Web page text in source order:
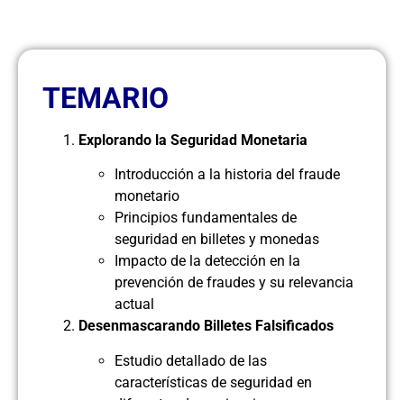
TEMARIO
Explorando la Seguridad Monetaria
Introducción a la historia del fraude
monetario
Principios fundamentales de
seguridad en billetes y monedas
Impacto de la detección en la
prevención de fraudes y su relevancia
actual
Desenmascarando Billetes Falsificados
Estudio detallado de las
características de seguridad en